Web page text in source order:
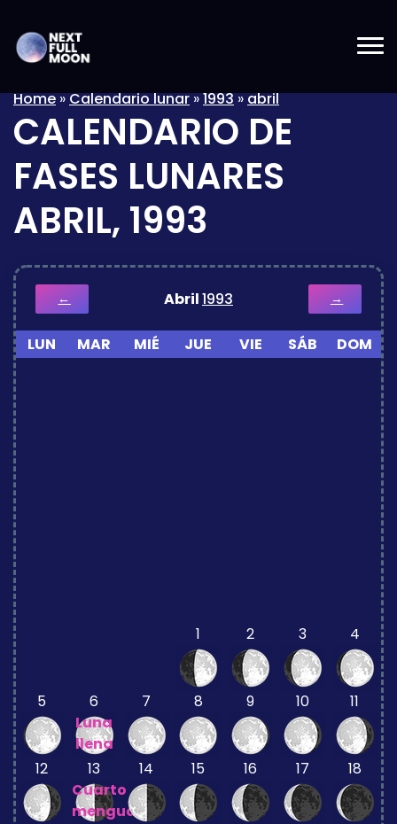
Home»Calendario lunar»1993»abril
CALENDARIO DE
FASES LUNARES
ABRIL, 1993
← Abril1993 →
LUN MAR MIÉ JUE VIE SÁB DOM
1 2 3 4
5
6
Luna
llena
7 8 9 10 11
12
13
Cuarto
menguante
14 15 16 17 18